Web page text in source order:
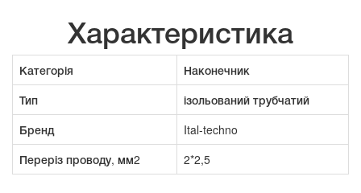
Характеристика
Категорія
Наконечник
Тип
ізольований трубчатий
Бренд
Ital-techno
Переріз проводу, мм2
2*2,5